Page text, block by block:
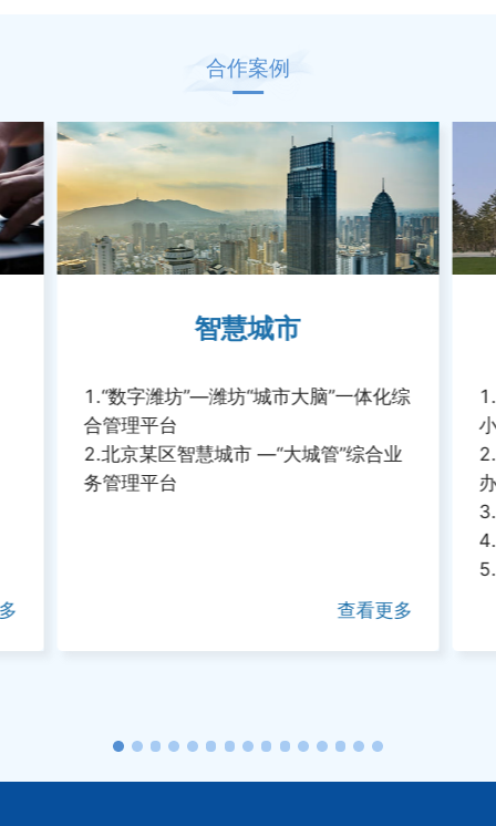
合作案例
智慧城市
1 .“数字潍坊”—潍坊“城市大脑”一体化综
合管理平台
2.北京某区智慧城市 —“大城管”综合业
务管理平台
查看更多
1 .
2.
3.
4.
5.